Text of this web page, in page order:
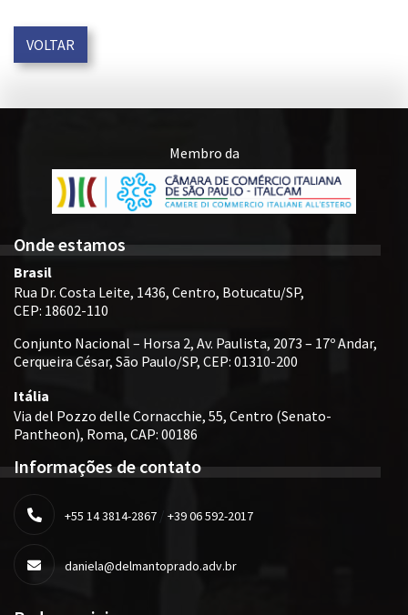
VOLTAR
Membro da
Onde estamos
Brasil
Rua Dr. Costa Leite, 1436, Centro, Botucatu/SP,
CEP: 18602-110
Conjunto Nacional – Horsa 2, Av. Paulista, 2073 – 17º Andar,
Cerqueira César, São Paulo/SP, CEP: 01310-200
Itália
Via del Pozzo delle Cornacchie, 55, Centro (Senato-
Pantheon), Roma, CAP: 00186
Informações de contato
+55 14 3814-2867 / +39 06 592-2017
daniela@delmantoprado.adv.br